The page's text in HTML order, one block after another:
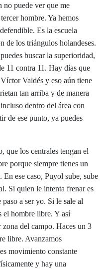
no puede ver que me
hombre. Ya hemos
Es la escuela
de los triángulos holandeses.
buscar la superioridad,
11 contra 11. Hay días que
Valdés y eso aún tiene
tan arriba y de manera
dentro del área con
de ese punto, ya puedes
que los centrales tengan el
porque siempre tienes un
En ese caso, Puyol sube, sube
Si quien le intenta frenar es
a ser yo. Si le sale al
el hombre libre. Y así
del campo. Haces un 3
libre. Avanzamos
movimiento constante
y hay una